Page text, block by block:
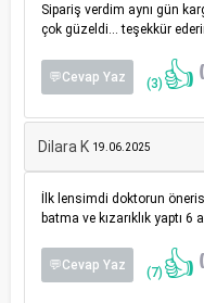
Sipariş verdim aynı gün
çok güzeldi... teşekkür
💬Cevap Yaz (3) 👍
Dilara K 19.06.2025
İlk lensimdi doktorun
batma ve kızarıklık yaptı 6
💬Cevap Yaz (7) 👍